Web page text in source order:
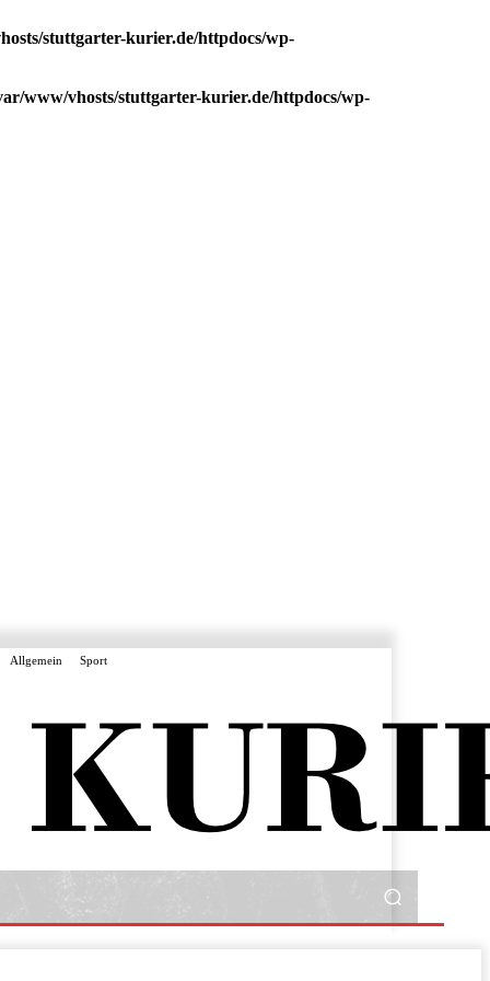
stuttgarter-kurier.de/httpdocs/wp-
www/vhosts/stuttgarter-kurier.de/httpdocs/wp-
Allgemein Sport